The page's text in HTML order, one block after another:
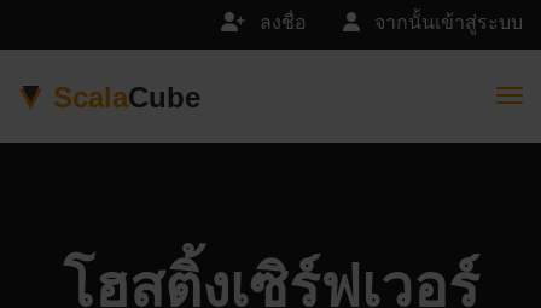
จากนั้นเข้าสู่ระบบ
ลงชื่อ
ScalaCube
โฮสติ้งเซิร์ฟเวอร์